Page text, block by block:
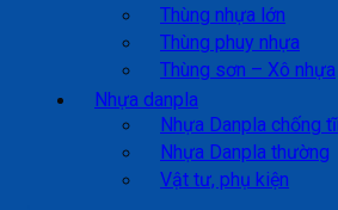
Thùng nhựa lớn
Thùng phuy nhựa
Thùng sơn – Xô nhựa
Nhựa danpla
Nhựa Danpla chống
Nhựa Danpla thường
Vật tư, phụ kiện